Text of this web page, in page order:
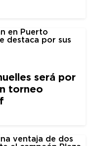
será por
torneo